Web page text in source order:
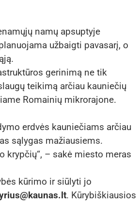
namų apsuptyje
užbaigti pavasarį, o
gerinimą ne tik
teikimą arčiau kauniečių
Romainių mikrorajone.
erdvės kauniečiams arčiau
sąlygas mažiausiems.
krypčių“, – sakė miesto meras
kūrimo ir siūlyti jo
. Kūrybiškiausios